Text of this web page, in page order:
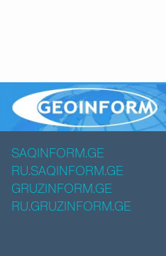
SAQINFORM.GE
RU.SAQINFORM.GE
GRUZINFORM.GE
RU.GRUZINFORM.GE